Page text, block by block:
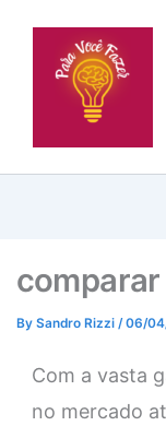
By Sandro Rizzi /06/
Com a vasta
no mercado